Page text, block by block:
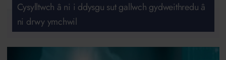
Cysylltwch â ni i ddysgu sut gallwch gydweithredu â
ni drwy ymchwil